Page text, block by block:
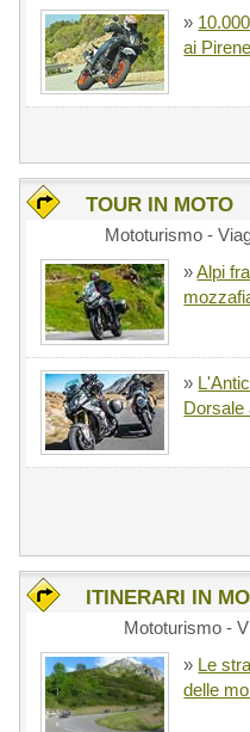
»
ai
TOUR IN MOTO
Mototurismo -
»Alpi
»
Dorsale
ITINERARI IN
Mototurismo -
» Le
delle